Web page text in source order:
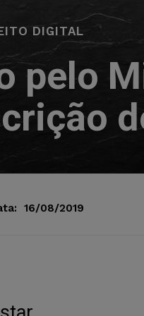
DIGITAL
pelo
16/08/2019